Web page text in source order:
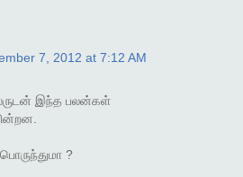
7, 2012 at 7:12 AM
இந்த பலன்கள்
?